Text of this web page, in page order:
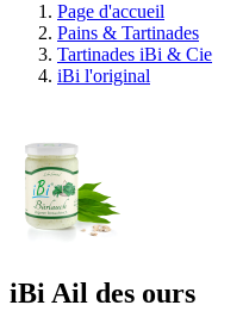
Page d'accueil
Pains & Tartinades
Tartinades iBi & Cie
iBi l'original
iBi Ail des ours